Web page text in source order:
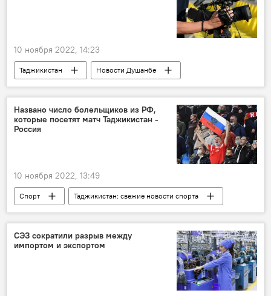
10 ноября 2022, 14:23
Таджикистан
Новости Душанбе
Культура
кино
Великая Отечественная война (1941-1945)
ветеран
съемки
Названо число болельщиков из РФ,
которые посетят матч Таджикистан -
Россия
10 ноября 2022, 13:49
Спорт
Таджикистан: свежие новости спорта
Таджикистан
Россия
Матч Россия - Таджикистан: последние новости
СЭЗ сократили разрыв между
импортом и экспортом